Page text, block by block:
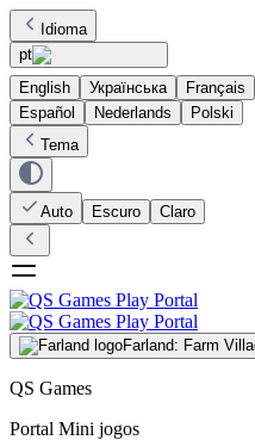
Idioma
pt
English
Українська Français
Español
Nederlands
Polski
Tema
Auto Escuro Claro
Farland: Farm
QS Games
Portal Mini jogos